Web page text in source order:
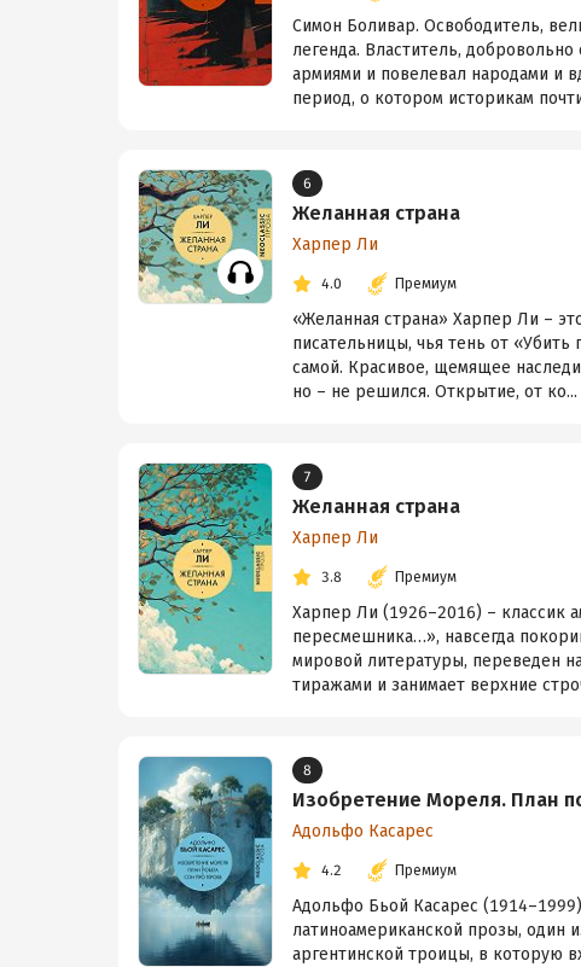
Симон Боливар. Освободитель,
легенда. Властитель,
армиями и повелевал народами и
период, о котором историкам
6
Желанная страна
Харпер Ли
4.0 Премиум
«Желанная страна» Харпер Ли –
писательницы, чья тень от
самой. Красивое, щемящее
но – не решился. Открытие, от ко...
7
Желанная страна
Харпер Ли
3.8 Премиум
Харпер Ли (1926–2016) – классик
пересмешника…», навсегда
мировой литературы, переведен
тиражами и занимает верхние
8
Изобретение Мореля. План
Адольфо Касарес
4.2 Премиум
Адольфо Бьой Касарес
латиноамериканской прозы, один
аргентинской троицы, в которую